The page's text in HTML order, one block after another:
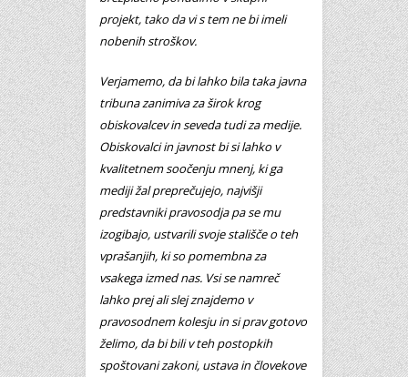
projekt, tako da vi s tem ne bi imeli
nobenih stroškov.
Verjamemo, da bi lahko bila taka javna
tribuna zanimiva za širok krog
obiskovalcev in seveda tudi za medije.
Obiskovalci in javnost bi si lahko v
kvalitetnem soočenju mnenj, ki ga
mediji žal preprečujejo, najvišji
predstavniki pravosodja pa se mu
izogibajo, ustvarili svoje stališče o teh
vprašanjih, ki so pomembna za
vsakega izmed nas. Vsi se namreč
lahko prej ali slej znajdemo v
pravosodnem kolesju in si prav gotovo
želimo, da bi bili v teh postopkih
spoštovani zakoni, ustava in človekove